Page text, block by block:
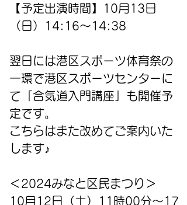
【予定出演時間】10月13日
（日）14:16～14:38
翌日には港区スポーツ体育祭の
一環で港区スポーツセンターに
て「合気道入門講座」も開催予
定です。
こちらはまた改めてご案内いた
します♪
＜2024みなと区民まつり＞
10月12日（土）11時00分～17